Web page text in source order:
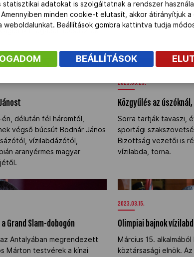
angliai állomásán. A
duó sporttörténelmi
Prágában lecsúsztak
Jánost" />
délután fél háromtól,
végső búcsút Bodnár János
vízilabdázótól,
aranyérmes magyar
Közgyűlés az
2023.05.25.
Közgyűlés az
Sorra tartják tavaszi,
sportági
Bizottság vezetői is
vízilabda, torna.
a Grand Slam-dobogón" />
Grand Slam-dobogón
Antalyában megrendezett
Márton testvérek a kínai
Olimpiai bajnok
2023.03.15.
Olimpiai bajnok
Március 15.
köztársasági elnök.
statisztikai adatokat is szolgáltatnak a rendszer
minden cookie-t elutasít, akkor átirányítjuk
weboldalunkat. Beállítások gombra kattintva tudja
BEÁLLÍTÁSOK